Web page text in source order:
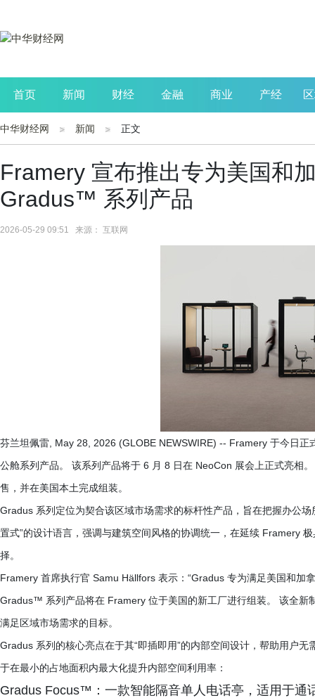
首页 新闻 财经 金融 商业 产经
公司 生活 读书
中华财经网 新闻 正文
Framery 宣布推出专为美国和
Gradus™ 系列产品
2026-05-29 09:51 来源： 互联网
芬兰坦佩雷, May 28, 2026 (GLOBE NEWSWIRE) -- Framery 于今日
公舱系列产品。 该系列产品将于 6 月 8 日在 NeoCon 展会上正式亮相
售，并在美国本土完成组装。
Gradus 系列定位为契合该区域市场需求的标杆性产品，旨在把握办公
置式”的设计语言，强调与建筑空间风格的协调统一，在延续 Framery
择。
Framery 首席执行官 Samu Hällfors 表示：“Gradus 专为满足美国和加
Gradus™ 系列产品将在 Framery 位于美国的新工厂进行组装。 该全新
满足区域市场需求的目标。
Gradus 系列的核心亮点在于其“即插即用”的内部空间设计，帮助用户
于在最小的占地面积内最大化提升内部空间利用率：
Gradus Focus™：一款智能隔音单人电话亭，适用于通